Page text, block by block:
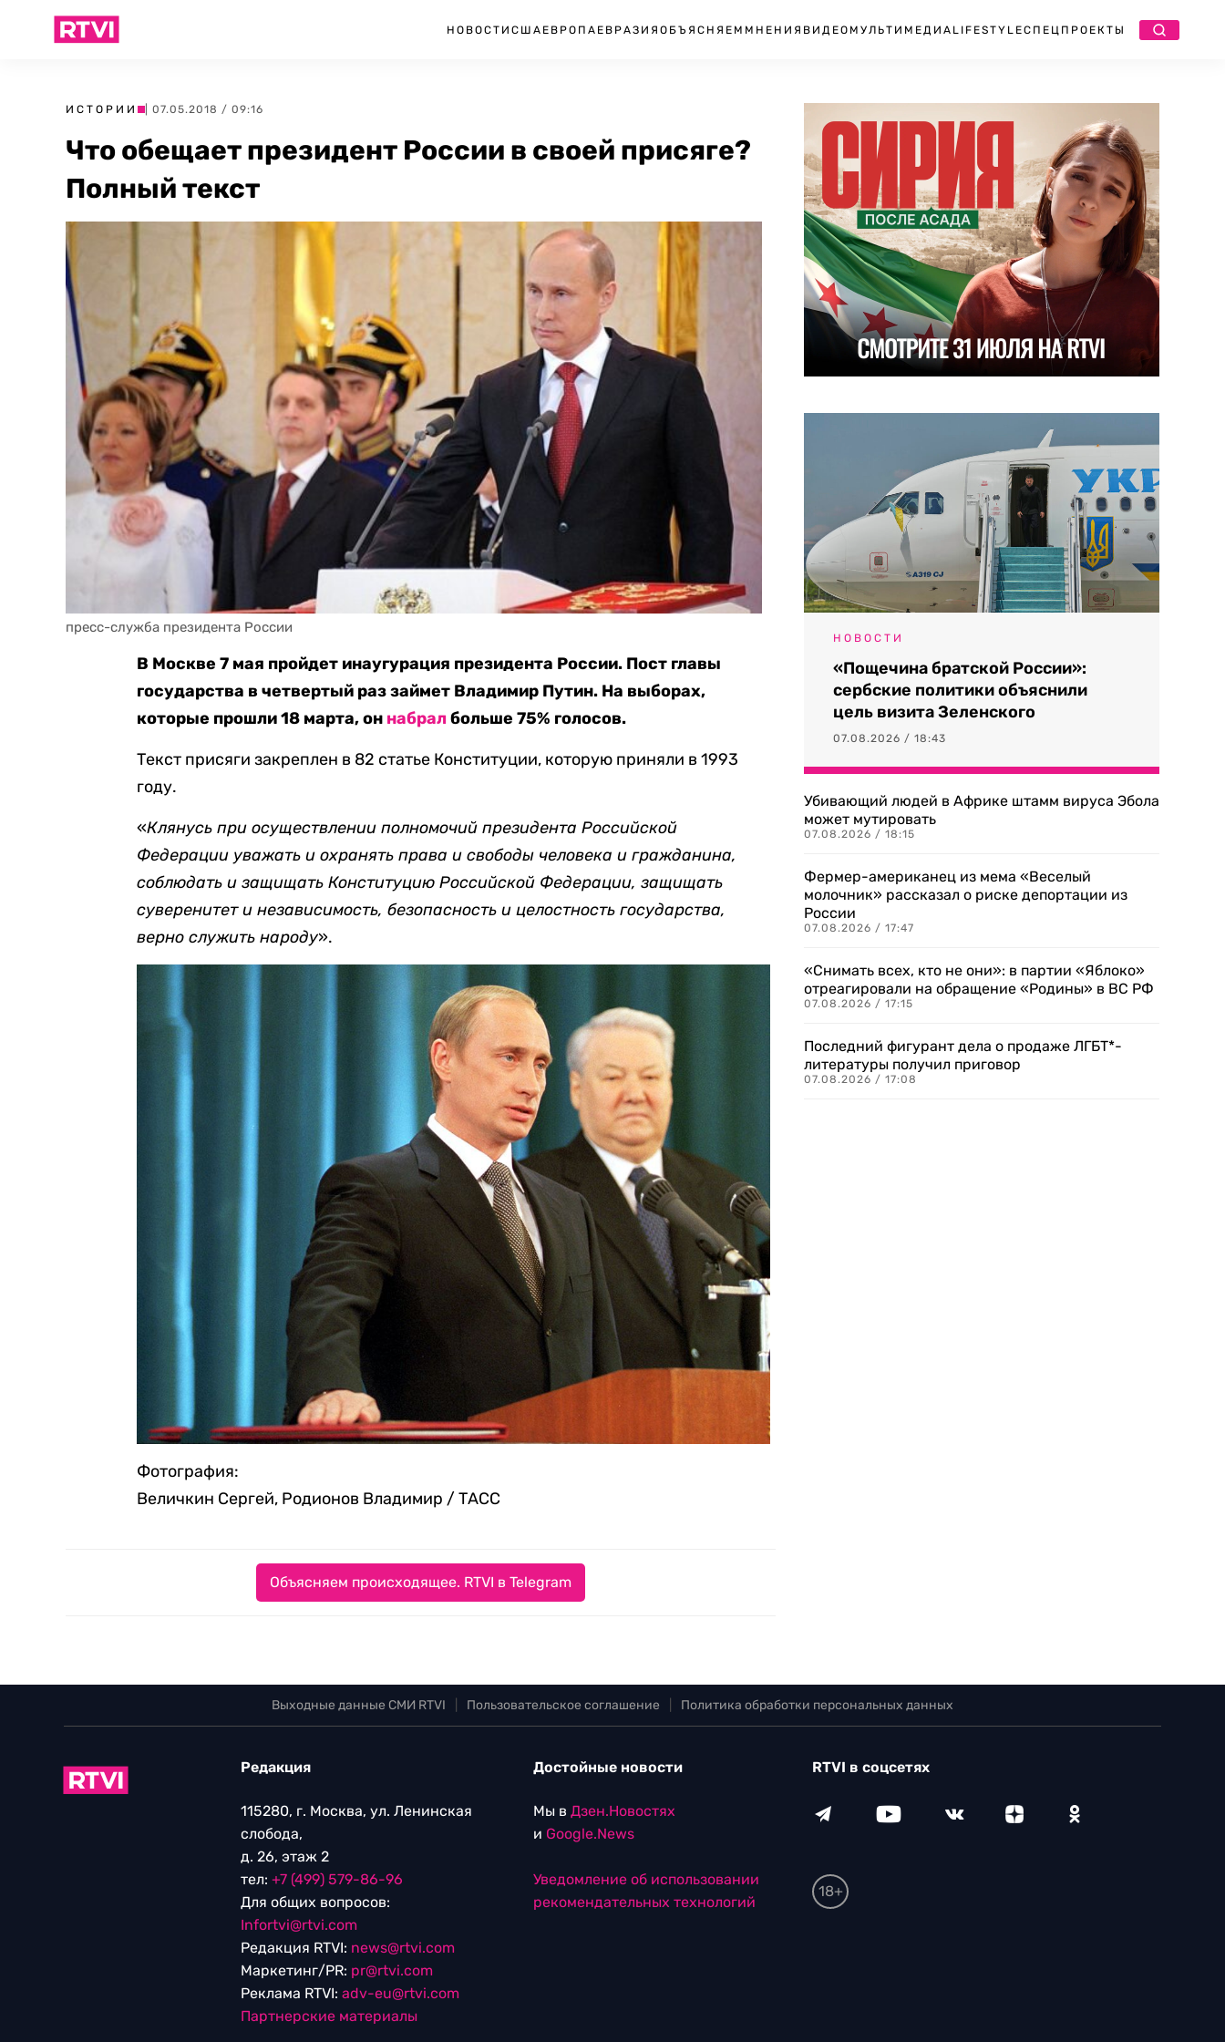
НОВОСТИ США ЕВРОПА ЕВРАЗИЯ ОБЪЯСНЯЕМ МНЕНИЯ ВИДЕО МУЛЬТИМЕДИА LIFESTYLEСПЕЦПРОЕКТЫ
ИСТОРИИ | 07.05.2018 / 09:16
Что обещает президент России в своей присяге?
Полный текст
пресс-служба президента России
В Москве 7 мая пройдет инаугурация президента России. Пост главы
государства в четвертый раз займет Владимир Путин. На выборах,
которые прошли 18 марта, он набралбольше 75% голосов.
Текст присяги закреплен в 82 статье Конституции, которую приняли в 1993
году.
«Клянусь при осуществлении полномочий президента Российской
Федерации уважать и охранять права и свободы человека и гражданина,
соблюдать и защищать Конституцию Российской Федерации, защищать
суверенитет и независимость, безопасность и целостность государства,
верно служить народу».
Фотография:
Величкин Сергей, Родионов Владимир / ТАСС
Объясняем происходящее. RTVI в Telegram
НОВОСТИ
«Пощечина братской России»:
сербские политики объяснили
цель визита Зеленского
07.08.2026 / 18:43
Убивающий людей в Африке штамм вируса Эбола
может мутировать
07.08.2026 / 18:15
Фермер-американец из мема «Веселый
молочник» рассказал о риске депортации из
России
07.08.2026 / 17:47
«Снимать всех, кто не они»: в партии «Яблоко»
отреагировали на обращение «Родины» в ВС РФ
07.08.2026 / 17:15
Последний фигурант дела о продаже ЛГБТ*-
литературы получил приговор
07.08.2026 / 17:08
Выходные данные СМИ RTVI Пользовательское соглашение Политика обработки персональных данных
Редакция
115280, г. Москва, ул. Ленинская
слобода,
д. 26, этаж 2
тел: +7 (499) 579-86-96
Для общих вопросов:
Infortvi@rtvi.com
Редакция RTVI: news@rtvi.com
Маркетинг/PR: pr@rtvi.com
Реклама RTVI: adv-eu@rtvi.com
Партнерские материалы
Достойные новости
Мы в Дзен.Новостях
и Google.News
Уведомление об использовании
рекомендательных технологий
RTVI в соцсетях
18+